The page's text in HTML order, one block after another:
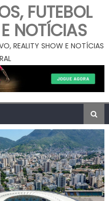
FUTEBOL
NOTÍCIAS
REALITY SHOW E NOTÍCIAS